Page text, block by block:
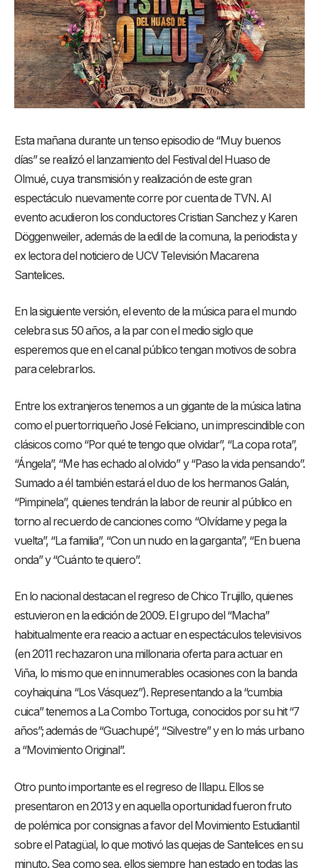
Esta mañana durante un tenso episodio de “Muy buenos
días” se realizó el lanzamiento del Festival del Huaso de
Olmué, cuya transmisión y realización de este gran
espectáculo nuevamente corre por cuenta de TVN. Al
evento acudieron los conductores Cristian Sanchez y Karen
Döggenweiler, además de la edil de la comuna, la periodista y
ex lectora del noticiero de UCV Televisión Macarena
Santelices.
En la siguiente versión, el evento de la música para el mundo
celebra sus 50 años, a la par con el medio siglo que
esperemos que en el canal público tengan motivos de sobra
para celebrarlos.
Entre los extranjeros tenemos a un gigante de la música latina
como el puertorriqueño José Feliciano, un imprescindible con
clásicos como “Por qué te tengo que olvidar”, “La copa rota”,
“Ángela”, “Me has echado al olvido” y “Paso la vida pensando”.
Sumado a él también estará el duo de los hermanos Galán,
“Pimpinela”, quienes tendrán la labor de reunir al público en
torno al recuerdo de canciones como “Olvídame y pega la
vuelta”, “La familia”, “Con un nudo en la garganta”, “En buena
onda” y “Cuánto te quiero”.
En lo nacional destacan el regreso de Chico Trujillo, quienes
estuvieron en la edición de 2009. El grupo del “Macha”
habitualmente era reacio a actuar en espectáculos televisivos
(en 2011 rechazaron una millonaria oferta para actuar en
Viña, lo mismo que en innumerables ocasiones con la banda
coyhaiquina “Los Vásquez”). Representando a la “cumbia
cuica” tenemos a La Combo Tortuga, conocidos por su hit “7
años”; además de “Guachupé”, “Silvestre” y en lo más urbano
a “Movimiento Original”.
Otro punto importante es el regreso de Illapu. Ellos se
presentaron en 2013 y en aquella oportunidad fueron fruto
de polémica por consignas a favor del Movimiento Estudiantil
sobre el Patagüal, lo que motivó las quejas de Santelices en su
minuto. Sea como sea, ellos siempre han estado en todas las